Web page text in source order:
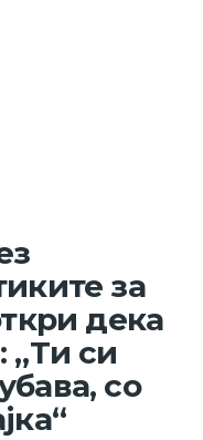
за
дека
„Ти си
со